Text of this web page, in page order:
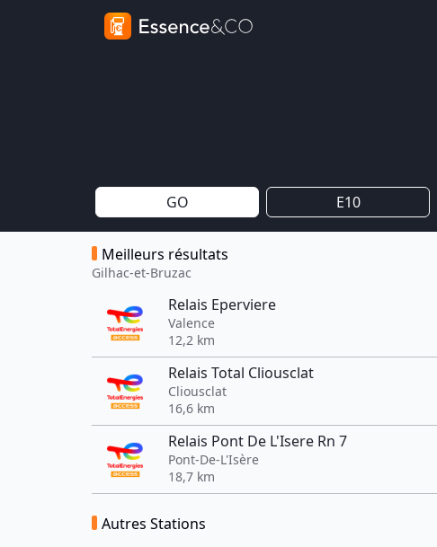
GO E10
Meilleurs résultats
Gilhac-et-Bruzac
Relais Eperviere
Valence
12,2 km
Relais Total Cliousclat
Cliousclat
16,6 km
Relais Pont De L'Isere Rn 7
Pont-De-L'Isère
18,7 km
Autres Stations